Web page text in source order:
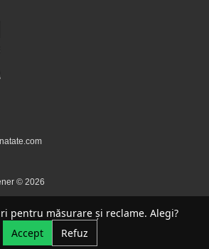
© 2026
pentru măsurare și reclame. Alegi?
Accept
Refuz